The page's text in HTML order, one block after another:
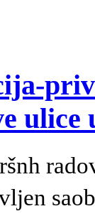
ulice